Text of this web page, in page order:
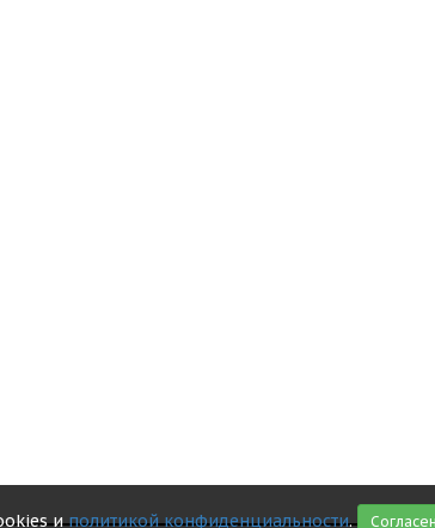
иполитикой конфиденциальности. Согласен